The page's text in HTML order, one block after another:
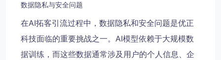
数据隐私与安全问题
在AI拓客引流过程中，数据隐私和安全问题是优正
科技面临的重要挑战之一。AI模型依赖于大规模数
据训练，而这些数据通常涉及用户的个人信息、企